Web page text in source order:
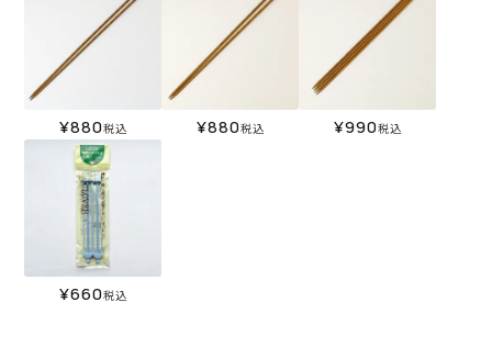
¥880税込 ¥880税込 ¥990税込
¥660税込